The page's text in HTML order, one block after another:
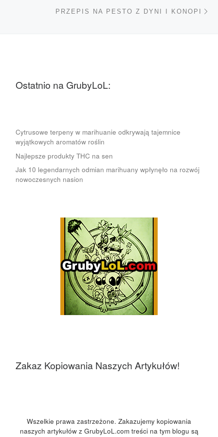
PRZEPIS NA PESTO Z DYNI I KONOPI
Ostatnio na GrubyLoL:
Cytrusowe terpeny w marihuanie odkrywają tajemnice
wyjątkowych aromatów roślin
Najlepsze produkty THC na sen
Jak 10 legendarnych odmian marihuany wpłynęło na rozwój
nowoczesnych nasion
Zakaz Kopiowania Naszych Artykułów!
Wszelkie prawa zastrzeżone. Zakazujemy kopiowania
naszych artykułów z GrubyLoL.com treści na tym blogu są